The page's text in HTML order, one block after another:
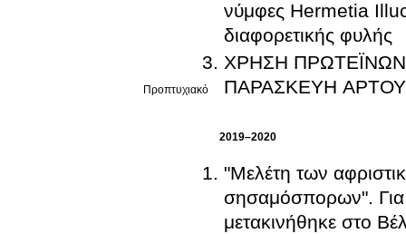
Προπτυχιακό
νύμφες Hermetia
διαφορετικής φυλής
ΧΡΗΣΗ
ΠΑΡΑΣΚΕΥΗ ΑΡΤΟΥ
2019–2020
"Μελέτη των
σησαμόσπορων".
μετακινήθηκε στο